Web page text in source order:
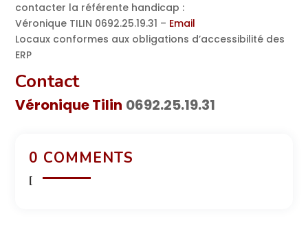
contacter la référente handicap :
Véronique TILIN 0692.25.19.31 – Email
Locaux conformes aux obligations d’accessibilité des
ERP
Contact
Véronique Tilin 0692.25.19.31
0 COMMENTS